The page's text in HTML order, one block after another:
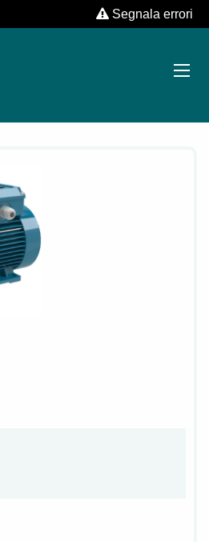
Segnala errori